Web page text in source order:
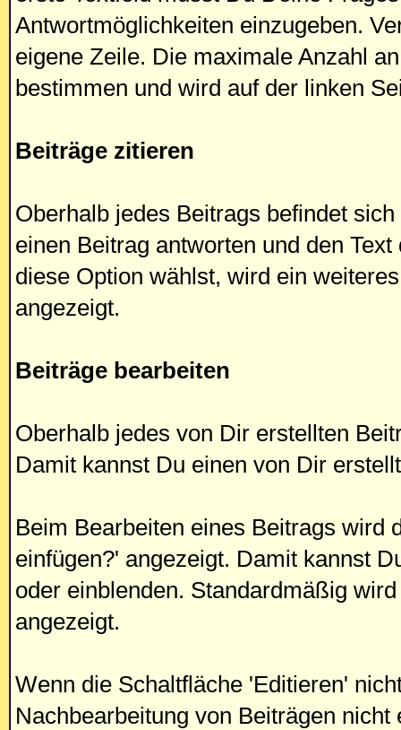
Antwortmöglichkeiten einzugeben.
eigene Zeile. Die maximale Anzahl
bestimmen und wird auf der linken
Beiträge zitieren
Oberhalb jedes Beitrags befindet
einen Beitrag antworten und den
diese Option wählst, wird ein
angezeigt.
Beiträge bearbeiten
Oberhalb jedes von Dir erstellten
Damit kannst Du einen von Dir
Beim Bearbeiten eines Beitrags wird
einfügen?' angezeigt. Damit kannst
oder einblenden. Standardmäßig
angezeigt.
Wenn die Schaltfläche 'Editieren'
Nachbearbeitung von Beiträgen